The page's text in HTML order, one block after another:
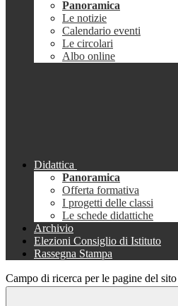
Panoramica
Le notizie
Calendario eventi
Le circolari
Albo online
Didattica
Panoramica
Offerta formativa
I progetti delle classi
Le schede didattiche
Archivio
Elezioni Consiglio di Istituto
Rassegna Stampa
Campo di ricerca per le pagine del sito